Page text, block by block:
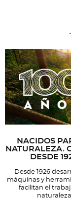
NACIDOS
NATURALEZA.
DESDE
Desde 1926
máquinas y
facilitan el